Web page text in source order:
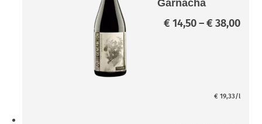
Garnacha
€ 14,50–€ 38,00
€ 19,33/l